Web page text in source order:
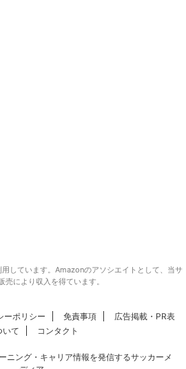
しています。Amazonのアソシエイトとして、当サ
売により収入を得ています。
ーポリシー 免責事項
広告掲載・PR表
いて
コンタクト
ニング・キャリア情報を発信するサッカーメ